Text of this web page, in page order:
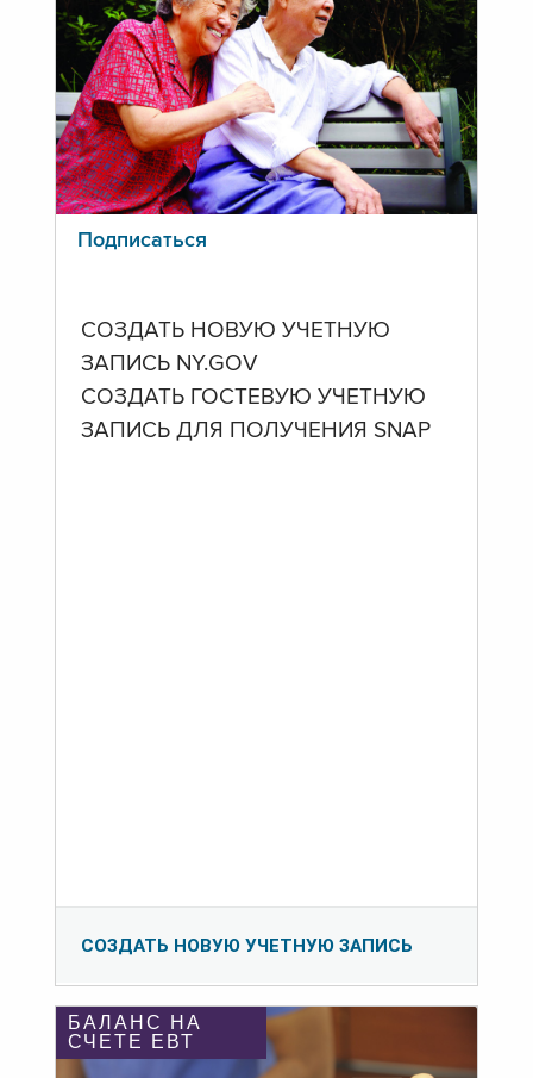
Подписаться
СОЗДАТЬ НОВУЮ УЧЕТНУЮ
ЗАПИСЬ NY.GOV
СОЗДАТЬ ГОСТЕВУЮ УЧЕТНУЮ
ЗАПИСЬ ДЛЯ ПОЛУЧЕНИЯ SNAP
СОЗДАТЬ НОВУЮ УЧЕТНУЮ ЗАПИСЬ
БАЛАНС НА
СЧЕТЕ ЕВТ